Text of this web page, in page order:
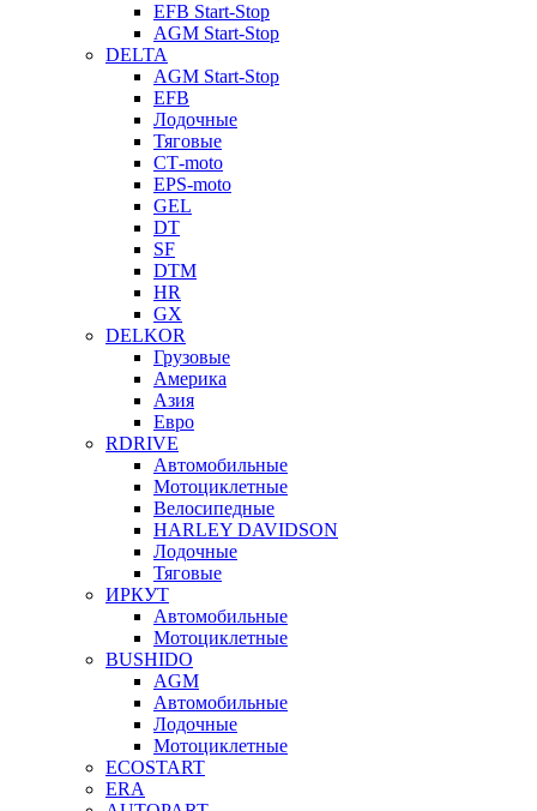
EFB Start-Stop
AGM Start-Stop
DELTA
AGM Start-Stop
EFB
Лодочные
Тяговые
СТ-moto
EPS-moto
GEL
DT
SF
DTM
HR
GX
DELKOR
Грузовые
Америка
Азия
Евро
RDRIVE
Автомобильные
Мотоциклетные
Велосипедные
HARLEY DAVIDSON
Лодочные
Тяговые
ИРКУТ
Автомобильные
Мотоциклетные
BUSHIDO
AGM
Автомобильные
Лодочные
Мотоциклетные
ECOSTART
ERA